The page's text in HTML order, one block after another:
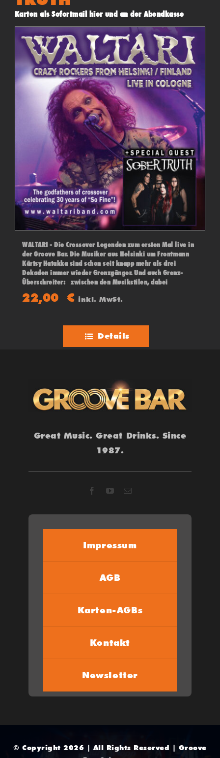
Karten als Sofortmail hier und an der Abendkasse
WALTARI - Die Crossover Legenden zum ersten Mal live in
der Groove Bar. Die Musiker aus Helsinki um Frontmann
Kärtsy Hatakka sind schon seit knapp mehr als drei
Dekaden immer wieder Grenzgänger. Und auch Grenz-
Überschreiter: zwischen den Musikstilen, dabei
stilbildend für den Begriff „Crossover“ – und in den 90ern
ein Muss für den „Über-den-Tellerrand-Hörenden“-
22,00€ inkl. MwSt.
Details
Great Music. Great Drinks. Since
1987.
Impressum
AGB
Karten-AGBs
Kontakt
Newsletter
© Copyright 2026 | All Rights Reserved | Groove